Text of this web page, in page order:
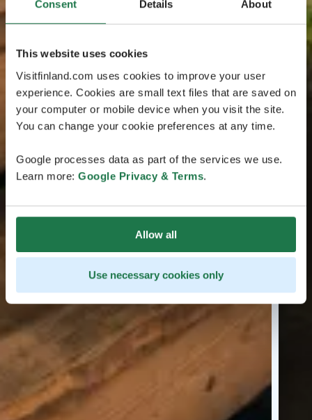
Consent Details About
This website uses cookies
Visitfinland.com uses cookies to improve your user
experience. Cookies are small text files that are saved on
your computer or mobile device when you visit the site.
You can change your cookie preferences at any time.
Google processes data as part of the services we use.
Learn more: Google Privacy & Terms.
Allow all
Use necessary cookies only